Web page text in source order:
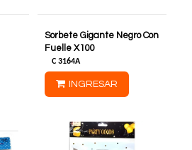
Sorbete Gigante Negro Con
Fuelle X100
C 3164A
INGRESAR